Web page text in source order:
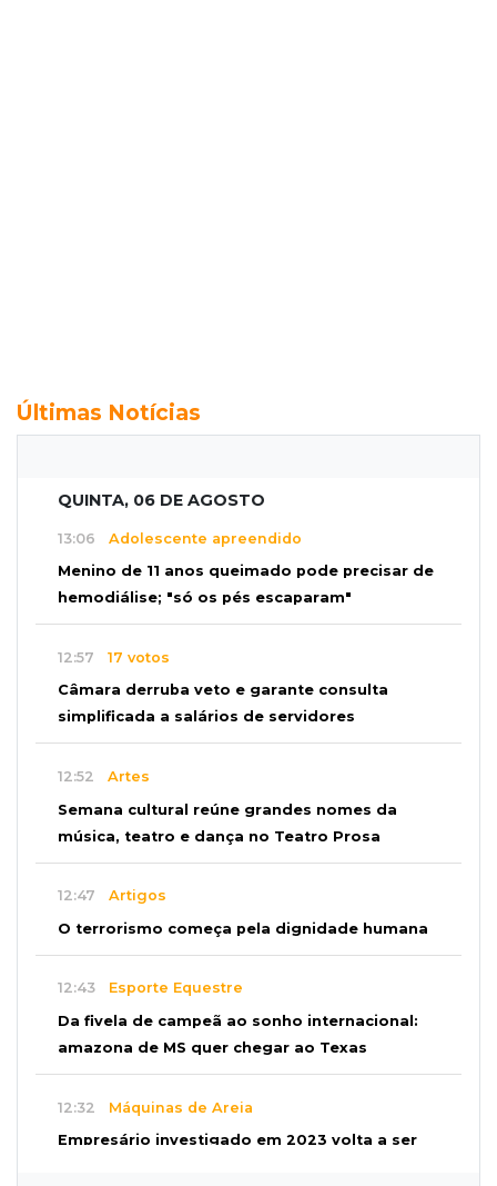
Últimas Notícias
QUINTA, 06 DE AGOSTO
13:06 Adolescente apreendido
Menino de 11 anos queimado pode precisar de
hemodiálise; "só os pés escaparam"
12:57 17 votos
Câmara derruba veto e garante consulta
simplificada a salários de servidores
12:52 Artes
Semana cultural reúne grandes nomes da
música, teatro e dança no Teatro Prosa
12:47 Artigos
O terrorismo começa pela dignidade humana
12:43 Esporte Equestre
Da fivela de campeã ao sonho internacional:
amazona de MS quer chegar ao Texas
12:32 Máquinas de Areia
Empresário investigado em 2023 volta a ser